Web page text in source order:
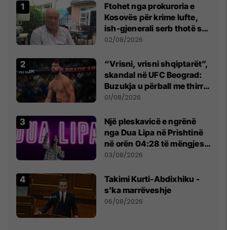
Ftohet nga prokuroria e
Kosovës për krime lufte,
ish-gjenerali serb thotë se
dikush e tradhtoi në
02/08/2026
“Vrisni, vrisni shqiptarët”,
skandal në UFC Beograd:
Buzukja u përball me thirrje
anti-shqiptare nga
01/08/2026
Një pleskavicë e ngrënë
nga Dua Lipa në Prishtinë
në orën 04:28 të mëngjesit
- dhe bota digjitale serbe
03/08/2026
Takimi Kurti-Abdixhiku -
s'ka marrëveshje
06/08/2026